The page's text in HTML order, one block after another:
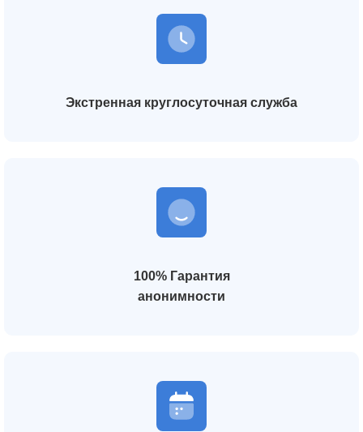
Экстренная круглосуточная служба
100% Гарантия
анонимности